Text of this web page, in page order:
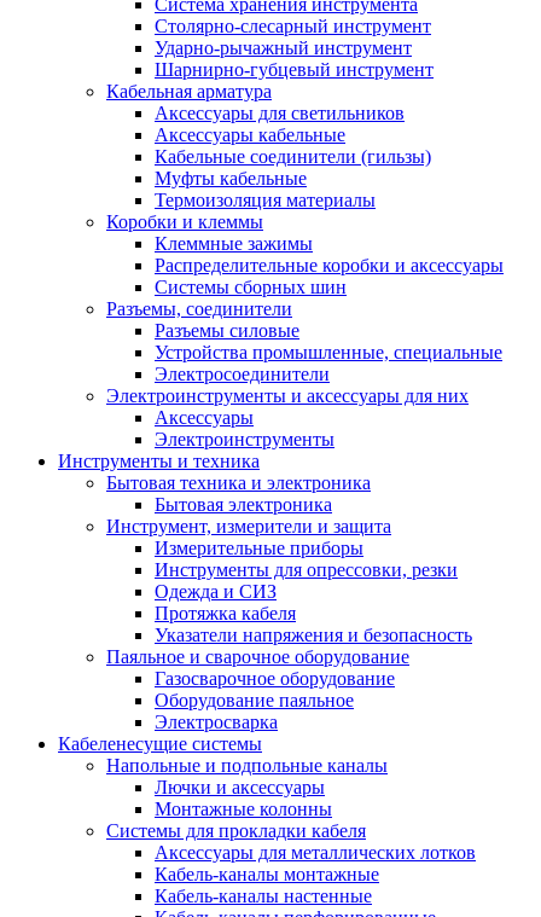
Система хранения инструмента
Столярно-слесарный инструмент
Ударно-рычажный инструмент
Шарнирно-губцевый инструмент
Кабельная арматура
Аксессуары для светильников
Аксессуары кабельные
Кабельные соединители (гильзы)
Муфты кабельные
Термоизоляция материалы
Коробки и клеммы
Клеммные зажимы
Распределительные коробки и аксессуары
Системы сборных шин
Разъемы, соединители
Разъемы силовые
Устройства промышленные, специальные
Электросоединители
Электроинструменты и аксессуары для них
Аксессуары
Электроинструменты
Инструменты и техника
Бытовая техника и электроника
Бытовая электроника
Инструмент, измерители и защита
Измерительные приборы
Инструменты для опрессовки, резки
Одежда и СИЗ
Протяжка кабеля
Указатели напряжения и безопасность
Паяльное и сварочное оборудование
Газосварочное оборудование
Оборудование паяльное
Электросварка
Кабеленесущие системы
Напольные и подпольные каналы
Лючки и аксессуары
Монтажные колонны
Системы для прокладки кабеля
Аксессуары для металлических лотков
Кабель-каналы монтажные
Кабель-каналы настенные